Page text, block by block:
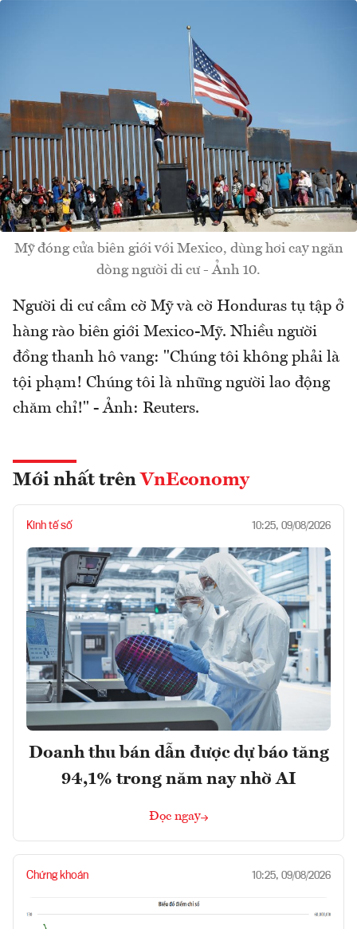
Mỹ đóng cửa biên giới với Mexico, dùng hơi cay ngăn
dòng người di cư - Ảnh 10.
Người di cư cầm cờ Mỹ và cờ Honduras tụ tập ở
hàng rào biên giới Mexico-Mỹ. Nhiều người
đồng thanh hô vang: "Chúng tôi không phải là
tội phạm! Chúng tôi là những người lao động
chăm chỉ!" - Ảnh: Reuters.
Mới nhất trên VnEconomy
Kinh tế số 10:25, 09/08/2026
Doanh thu bán dẫn được dự báo tăng
94,1% trong năm nay nhờ AI
Đọc ngay
Chứng khoán 10:25, 09/08/2026